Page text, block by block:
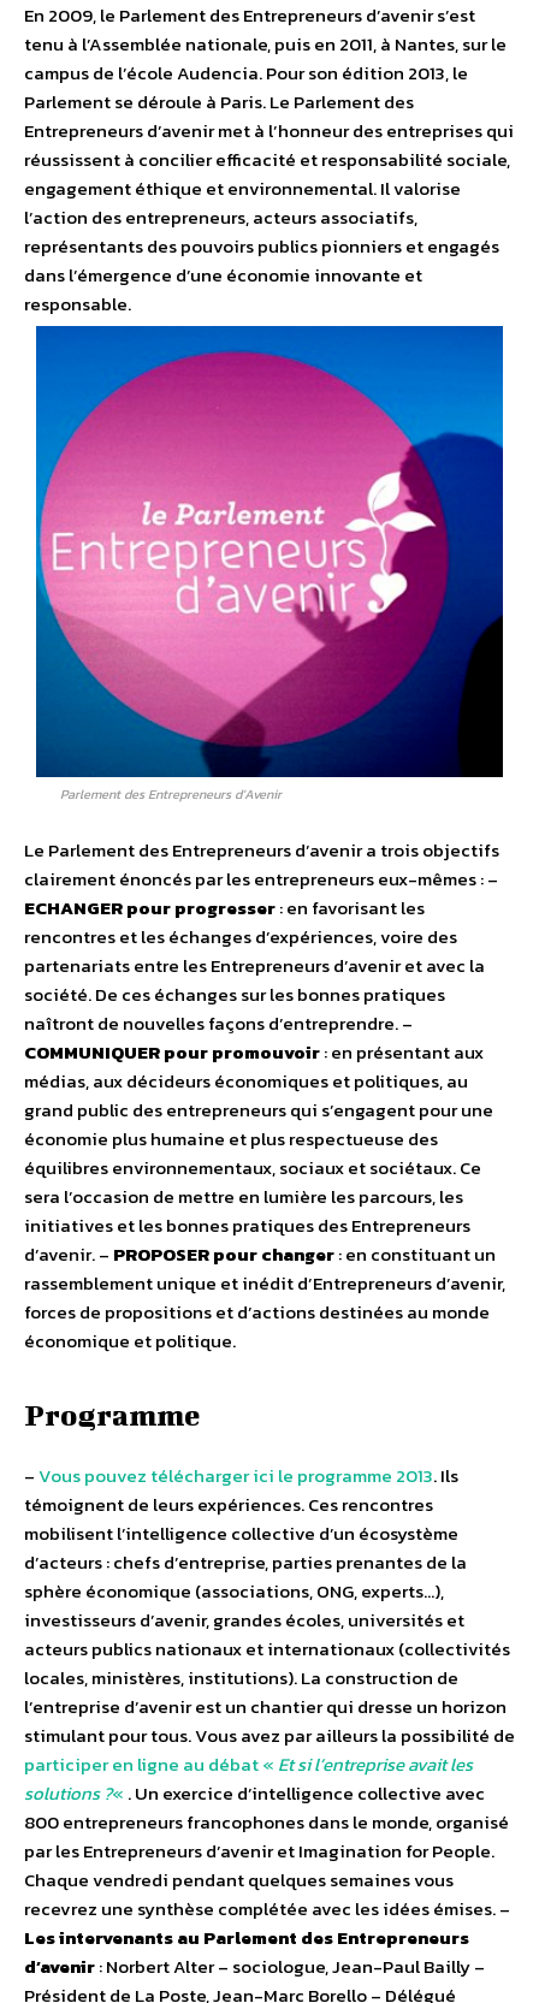
En 2009, le Parlement des Entrepreneurs d’avenir s’est
tenu à l’Assemblée nationale, puis en 2011, à Nantes, sur le
campus de l’école Audencia. Pour son édition 2013, le
Parlement se déroule à Paris. Le Parlement des
Entrepreneurs d’avenir met à l’honneur des entreprises qui
réussissent à concilier efficacité et responsabilité sociale,
engagement éthique et environnemental. Il valorise
l’action des entrepreneurs, acteurs associatifs,
représentants des pouvoirs publics pionniers et engagés
dans l’émergence d’une économie innovante et
responsable.
Parlement des Entrepreneurs d’Avenir
Le Parlement des Entrepreneurs d’avenir a trois objectifs
clairement énoncés par les entrepreneurs eux-mêmes : –
ECHANGER pour progresser: en favorisant les
rencontres et les échanges d’expériences, voire des
partenariats entre les Entrepreneurs d’avenir et avec la
société. De ces échanges sur les bonnes pratiques
naîtront de nouvelles façons d’entreprendre. –
COMMUNIQUER pour promouvoir: en présentant aux
médias, aux décideurs économiques et politiques, au
grand public des entrepreneurs qui s’engagent pour une
économie plus humaine et plus respectueuse des
équilibres environnementaux, sociaux et sociétaux. Ce
sera l’occasion de mettre en lumière les parcours, les
initiatives et les bonnes pratiques des Entrepreneurs
d’avenir. – PROPOSER pour changer: en constituant un
rassemblement unique et inédit d’Entrepreneurs d’avenir,
forces de propositions et d’actions destinées au monde
économique et politique.
Programme
–Vous pouvez télécharger ici le programme 2013. Ils
témoignent de leurs expériences. Ces rencontres
mobilisent l’intelligence collective d’un écosystème
d’acteurs : chefs d’entreprise, parties prenantes de la
sphère économique (associations, ONG, experts…),
investisseurs d’avenir, grandes écoles, universités et
acteurs publics nationaux et internationaux (collectivités
locales, ministères, institutions). La construction de
l’entreprise d’avenir est un chantier qui dresse un horizon
stimulant pour tous. Vous avez par ailleurs la possibilité de
participer en ligne au débat « Et si l’entreprise avait les
solutions ?« . Un exercice d’intelligence collective avec
800 entrepreneurs francophones dans le monde, organisé
par les Entrepreneurs d’avenir et Imagination for People.
Chaque vendredi pendant quelques semaines vous
recevrez une synthèse complétée avec les idées émises. –
Les intervenants au Parlement des Entrepreneurs
d’avenir: Norbert Alter – sociologue, Jean-Paul Bailly –
Président de La Poste, Jean-Marc Borello – Délégué